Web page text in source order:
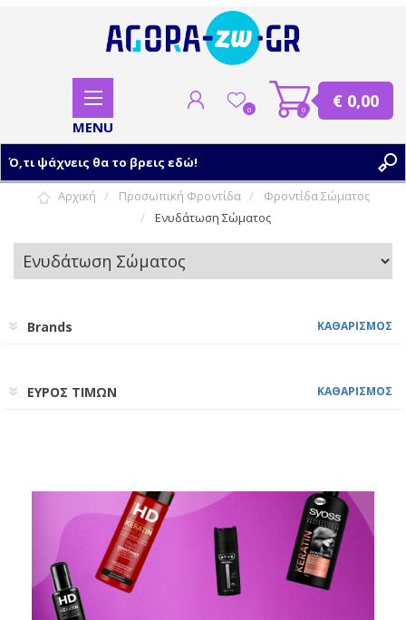
ΣΥΝΔΕΣΗ
0 0 € 0,00
Αρχική Προσωπική Φροντίδα
Φροντίδα Σώματος
Ενυδάτωση Σώματος
Brands ΚΑΘΑΡΙΣΜΟΣ
ΕΥΡΟΣ ΤΙΜΩΝ ΚΑΘΑΡΙΣΜΟΣ